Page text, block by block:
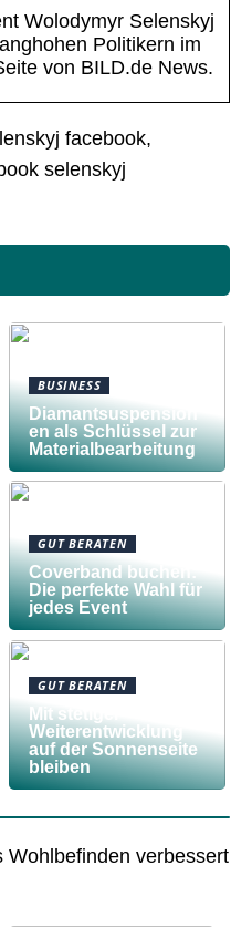
Wolodymyr Selenskyj
Politikern im
von BILD.de News.
facebook,
selenskyj
BUSINESS
Diamantsuspension
en als Schlüssel zur
Materialbearbeitung
GUT BERATEN
Coverband buchen:
Die perfekte Wahl für
jedes Event
GUT BERATEN
Mit stetiger
Weiterentwicklung
auf der Sonnenseite
bleiben
Wohlbefinden verbessert